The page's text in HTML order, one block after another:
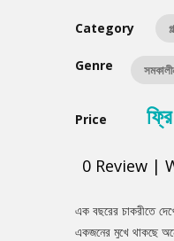
Category
Genre
Price
0 Review |
Product
Summery
এক বছরের চাকরীতে
একজনের মুখে থাকছে